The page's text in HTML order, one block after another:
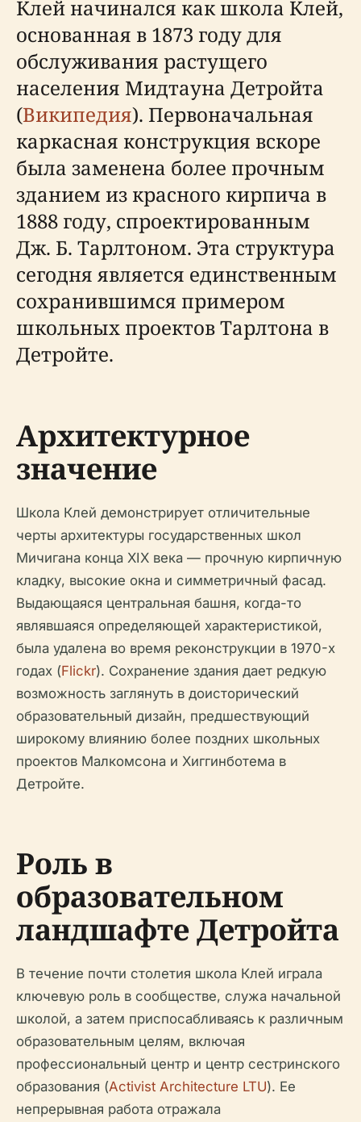
Клей начинался как школа Клей,
основанная в 1873 году для
обслуживания растущего
населения Мидтауна Детройта
(Википедия). Первоначальная
каркасная конструкция вскоре
была заменена более прочным
зданием из красного кирпича в
1888 году, спроектированным
Дж. Б. Тарлтоном. Эта структура
сегодня является единственным
сохранившимся примером
школьных проектов Тарлтона в
Детройте.
Архитектурное
значение
Школа Клей демонстрирует отличительные
черты архитектуры государственных школ
Мичигана конца XIX века — прочную кирпичную
кладку, высокие окна и симметричный фасад.
Выдающаяся центральная башня, когда-то
являвшаяся определяющей характеристикой,
была удалена во время реконструкции в 1970-х
годах (Flickr). Сохранение здания дает редкую
возможность заглянуть в доисторический
образовательный дизайн, предшествующий
широкому влиянию более поздних школьных
проектов Малкомсона и Хиггинботема в
Детройте.
Роль в
образовательном
ландшафте Детройта
В течение почти столетия школа Клей играла
ключевую роль в сообществе, служа начальной
школой, а затем приспосабливаясь к различным
образовательным целям, включая
профессиональный центр и центр сестринского
образования (Activist Architecture LTU). Ее
непрерывная работа отражала